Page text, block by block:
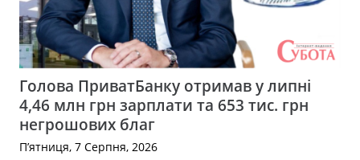
Голова ПриватБанку отримав у липні
4,46 млн грн зарплати та 653 тис. грн
негрошових благ
П’ятниця, 7 Серпня, 2026